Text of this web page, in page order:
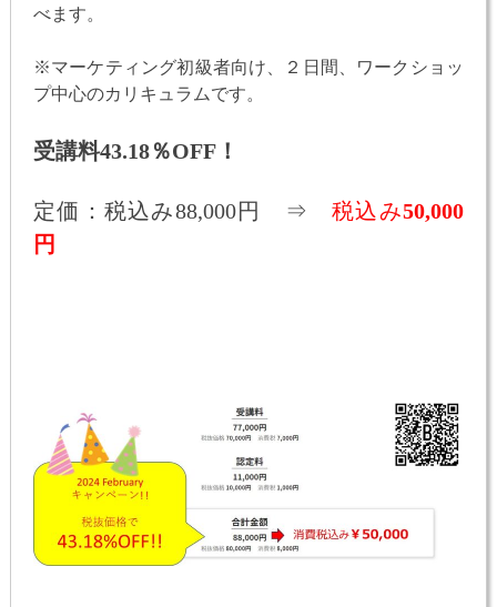
べます。
※マーケティング初級者向け、２日間、ワークショッ
プ中心のカリキュラムです。
受講料43.18％OFF！
定価：税込み88,000円 ⇒税込み50,000
円